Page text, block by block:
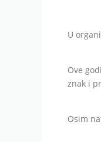
U
Ove
znak i
Osim